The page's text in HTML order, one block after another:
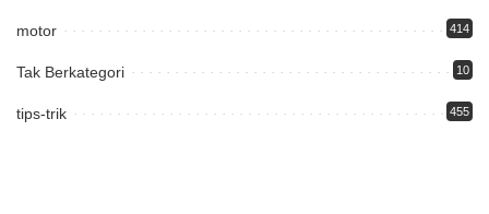
motor 414
Tak Berkategori 10
tips-trik 455